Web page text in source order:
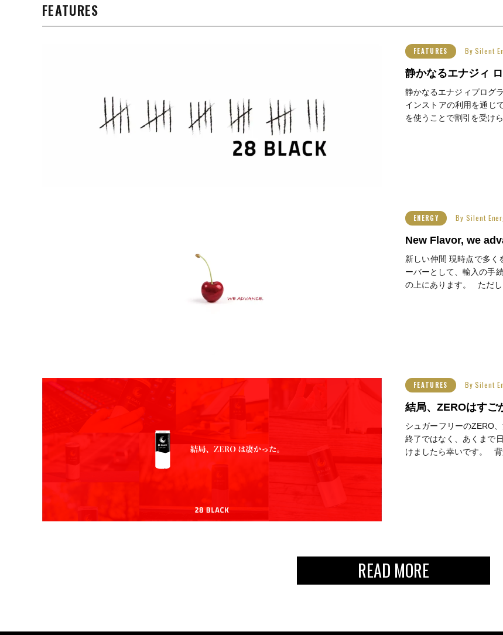
FEATURES
FEATURES BySilent
静かなるエナジィ
静かなるエナジィプログ
インストアの利用を通じ
を使うことで割引を受け
ENERGY By Silent
New Flavor, we
新しい仲間 現時点で多
ーバーとして、輸入の手
の上にあります。 ただ
FEATURES BySilent
結局、ZEROはすご
シュガーフリーのZERO
終了ではなく、あくまで
けましたら幸いです。
READ MORE